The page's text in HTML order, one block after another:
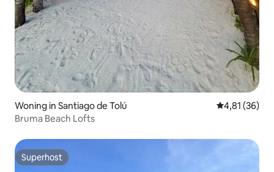
Woning in Santiago de Tolú Gemiddelde
4,81 (36)
Bruma Beach Lofts
Superhost
Superhost